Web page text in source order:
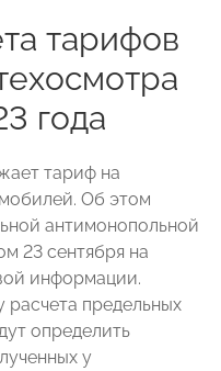
тарифов
года
тариф на
Об этом
антимонопольной
23 сентября на
информации.
предельных
определить
у